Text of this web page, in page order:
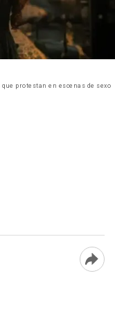
protestan en escenas de sexo